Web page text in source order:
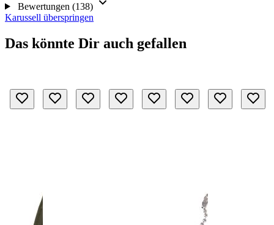
Bewertungen (138)
Karussell überspringen
Das könnte Dir auch gefallen